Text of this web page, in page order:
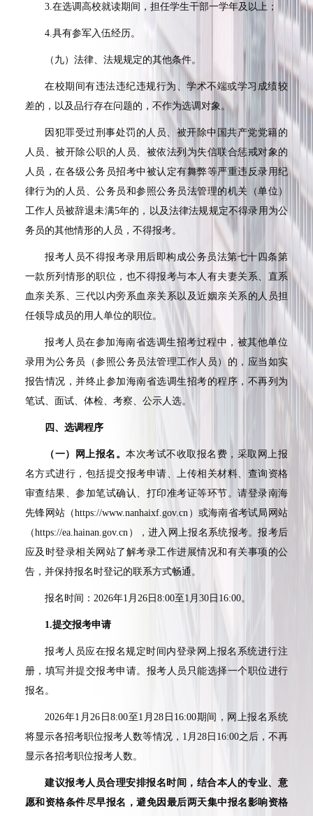
3.在选调高校就读期间，担任学生干部一学年及以上；
4.具有参军入伍经历。
（九）法律、法规规定的其他条件。
在校期间有违法违纪违规行为、学术不端或学习成绩较
差的，以及品行存在问题的，不作为选调对象。
因犯罪受过刑事处罚的人员、被开除中国共产党党籍的
人员、被开除公职的人员、被依法列为失信联合惩戒对象的
人员，在各级公务员招考中被认定有舞弊等严重违反录用纪
律行为的人员、公务员和参照公务员法管理的机关（单位）
工作人员被辞退未满5年的，以及法律法规规定不得录用为公
务员的其他情形的人员，不得报考。
报考人员不得报考录用后即构成公务员法第七十四条第
一款所列情形的职位，也不得报考与本人有夫妻关系、直系
血亲关系、三代以内旁系血亲关系以及近姻亲关系的人员担
任领导成员的用人单位的职位。
报考人员在参加海南省选调生招考过程中，被其他单位
录用为公务员（参照公务员法管理工作人员）的，应当如实
报告情况，并终止参加海南省选调生招考的程序，不再列为
笔试、面试、体检、考察、公示人选。
四、选调程序
（一）网上报名。本次考试不收取报名费，采取网上报
名方式进行，包括提交报考申请、上传相关材料、查询资格
审查结果、参加笔试确认、打印准考证等环节。请登录南海
先锋网站（https://www.nanhaixf.gov.cn）或海南省考试局网站
（https://ea.hainan.gov.cn），进入网上报名系统报考。报考后
应及时登录相关网站了解考录工作进展情况和有关事项的公
告，并保持报名时登记的联系方式畅通。
报名时间：2026年1月26日8:00至1月30日16:00。
1.提交报考申请
报考人员应在报名规定时间内登录网上报名系统进行注
册，填写并提交报考申请。报考人员只能选择一个职位进行
报名。
2026年1月26日8:00至1月28日16:00期间，网上报名系统
将显示各招考职位报考人数等情况，1月28日16:00之后，不再
显示各招考职位报考人数。
建议报考人员合理安排报名时间，结合本人的专业、意
愿和资格条件尽早报名，避免因最后两天集中报名影响资格